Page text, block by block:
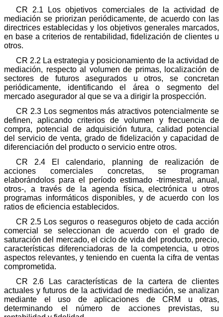
CR 2.1 Los objetivos comerciales de la actividad de
mediación se priorizan periódicamente, de acuerdo con las
directrices establecidas y los objetivos generales marcados,
en base a criterios de rentabilidad, fidelización de clientes u
otros.
CR 2.2 La estrategia y posicionamiento de la actividad de
mediación, respecto al volumen de primas, localización de
sectores de futuros asegurados u otros, se concretan
periódicamente, identificando el área o segmento del
mercado asegurador al que se va a dirigir la prospección.
CR 2.3 Los segmentos más atractivos potencialmente se
definen, aplicando criterios de volumen y frecuencia de
compra, potencial de adquisición futura, calidad potencial
del servicio de venta, grado de fidelización y capacidad de
diferenciación del producto o servicio entre otros.
CR 2.4 El calendario, planning de realización de
acciones comerciales concretas, se programan
elaborándolos para el período estimado -trimestral, anual,
otros-, a través de la agenda física, electrónica u otros
programas informáticos disponibles, y de acuerdo con los
ratios de eficiencia establecidos.
CR 2.5 Los seguros o reaseguros objeto de cada acción
comercial se seleccionan de acuerdo con el grado de
saturación del mercado, el ciclo de vida del producto, precio,
características diferenciadoras de la competencia, u otros
aspectos relevantes, y teniendo en cuenta la cifra de ventas
comprometida.
CR 2.6 Las características de la cartera de clientes
actuales y futuros de la actividad de mediación, se analizan
mediante el uso de aplicaciones de CRM u otras,
determinando el número de acciones previstas, su